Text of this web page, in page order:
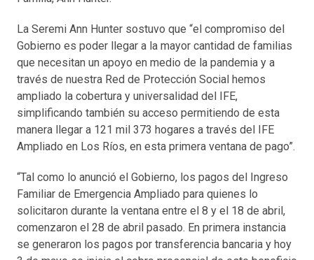
La Seremi Ann Hunter sostuvo que “el compromiso del
Gobierno es poder llegar a la mayor cantidad de familias
que necesitan un apoyo en medio de la pandemia y a
través de nuestra Red de Protección Social hemos
ampliado la cobertura y universalidad del IFE,
simplificando también su acceso permitiendo de esta
manera llegar a 121 mil 373 hogares a través del IFE
Ampliado en Los Ríos, en esta primera ventana de pago”.
“Tal como lo anunció el Gobierno, los pagos del Ingreso
Familiar de Emergencia Ampliado para quienes lo
solicitaron durante la ventana entre el 8 y el 18 de abril,
comenzaron el 28 de abril pasado. En primera instancia
se generaron los pagos por transferencia bancaria y hoy